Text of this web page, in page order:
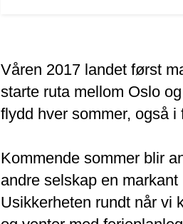
Våren 2017 landet først
starte ruta mellom Oslo
flydd hver sommer, også
Kommende sommer blir
andre selskap en
Usikkerheten rundt når vi